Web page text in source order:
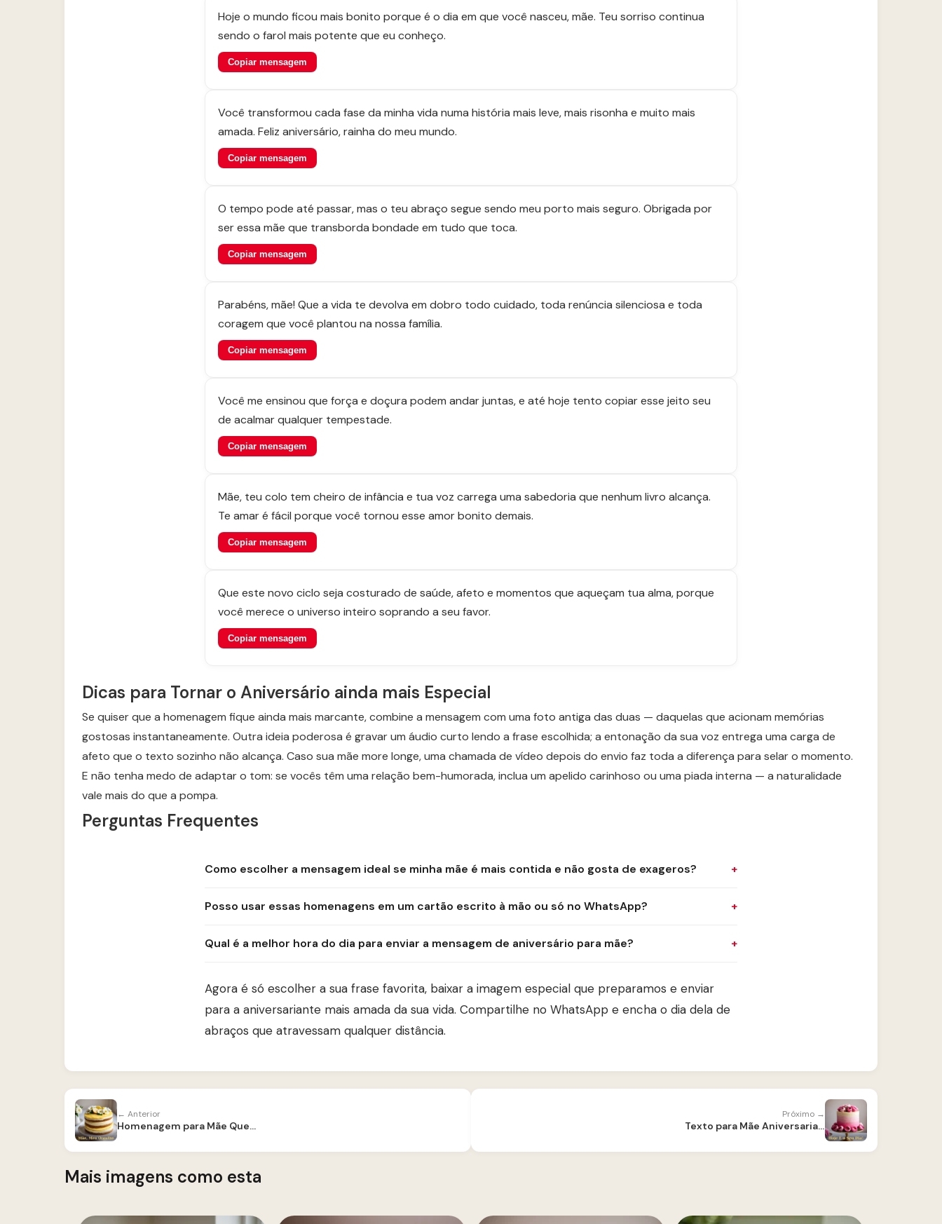
Hoje o mundo ficou mais bonito porque é o dia em que você nasceu, mãe. Teu sorriso continua
sendo o farol mais potente que eu conheço.
Copiar mensagem
Você transformou cada fase da minha vida numa história mais leve, mais risonha e muito mais
amada. Feliz aniversário, rainha do meu mundo.
Copiar mensagem
O tempo pode até passar, mas o teu abraço segue sendo meu porto mais seguro. Obrigada por
ser essa mãe que transborda bondade em tudo que toca.
Copiar mensagem
Parabéns, mãe! Que a vida te devolva em dobro todo cuidado, toda renúncia silenciosa e toda
coragem que você plantou na nossa família.
Copiar mensagem
Você me ensinou que força e doçura podem andar juntas, e até hoje tento copiar esse jeito seu
de acalmar qualquer tempestade.
Copiar mensagem
Mãe, teu colo tem cheiro de infância e tua voz carrega uma sabedoria que nenhum livro alcança.
Te amar é fácil porque você tornou esse amor bonito demais.
Copiar mensagem
Que este novo ciclo seja costurado de saúde, afeto e momentos que aqueçam tua alma, porque
você merece o universo inteiro soprando a seu favor.
Copiar mensagem
Dicas para Tornar o Aniversário ainda mais Especial
Se quiser que a homenagem fique ainda mais marcante, combine a mensagem com uma foto antiga das duas — daquelas que acionam memórias
gostosas instantaneamente. Outra ideia poderosa é gravar um áudio curto lendo a frase escolhida; a entonação da sua voz entrega uma carga de
afeto que o texto sozinho não alcança. Caso sua mãe more longe, uma chamada de vídeo depois do envio faz toda a diferença para selar o momento.
E não tenha medo de adaptar o tom: se vocês têm uma relação bem-humorada, inclua um apelido carinhoso ou uma piada interna — a naturalidade
vale mais do que a pompa.
Perguntas Frequentes
Como escolher a mensagem ideal se minha mãe é mais contida e não gosta de exageros?
Posso usar essas homenagens em um cartão escrito à mão ou só no WhatsApp?
Qual é a melhor hora do dia para enviar a mensagem de aniversário para mãe?
Agora é só escolher a sua frase favorita, baixar a imagem especial que preparamos e enviar
para a aniversariante mais amada da sua vida. Compartilhe no WhatsApp e encha o dia dela de
abraços que atravessam qualquer distância.
← Anterior
Homenagem para Mãe Querida
Próximo →
Texto para Mãe Aniversariante
Mais imagens como esta